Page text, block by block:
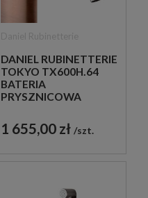
DANIEL RUBINETTERIE
TOKYO TX600H.64
BATERIA
PRYSZNICOWA
JEDNOUCHWYTOWA
MIEDZIANA
1 655,00 zł szt.